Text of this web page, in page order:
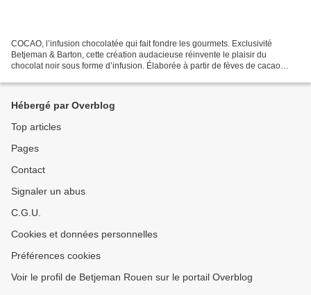
COCAO, l’infusion chocolatée qui fait fondre les gourmets. Exclusivité
Betjeman & Barton, cette création audacieuse réinvente le plaisir du
chocolat noir sous forme d’infusion. Élaborée à partir de fèves de cacao
Hébergé par Overblog
Top articles
Pages
Contact
Signaler un abus
C.G.U.
Cookies et données personnelles
Préférences cookies
Voir le profil de Betjeman Rouen sur le portail Overblog